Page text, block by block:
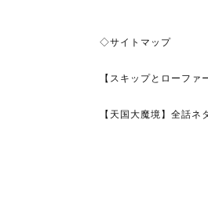
◇サイトマップ
【スキップとローフ
【天国大魔境】全話ネ